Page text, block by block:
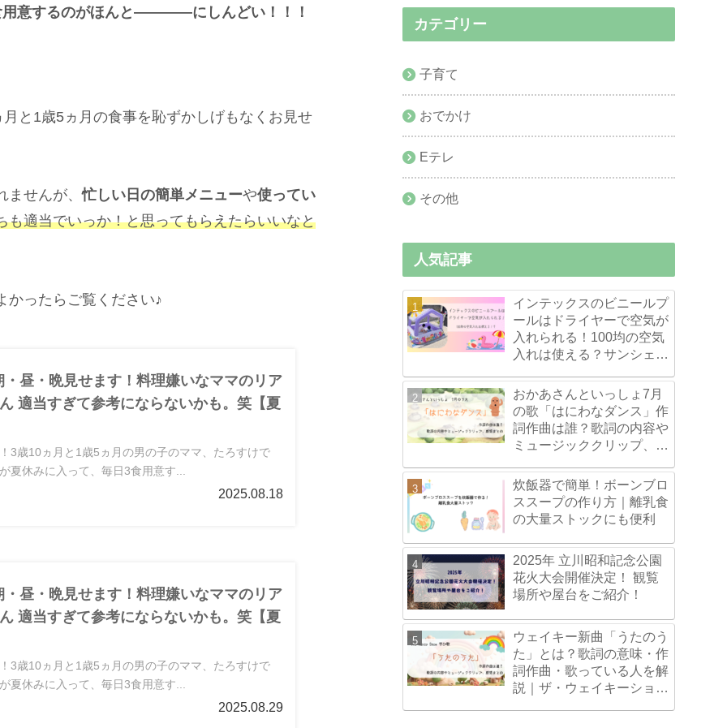
用意するのがほんと――――にしんどい！！！
と1歳5ヵ月の食事を恥ずかしげもなくお見せ
ませんが、忙しい日の簡単メニューや使ってい
も適当でいっか！と思ってもらえたらいいなと
ったらご覧ください♪
昼・晩見せます！料理嫌いなママのリア
適当すぎて参考にならないかも。笑【夏
3歳10ヵ月と1歳5ヵ月の男の子のママ、たろすけで
夏休みに入って、毎日3食用意す...
2025.08.18
昼・晩見せます！料理嫌いなママのリア
適当すぎて参考にならないかも。笑【夏
3歳10ヵ月と1歳5ヵ月の男の子のママ、たろすけで
夏休みに入って、毎日3食用意す...
2025.08.29
カテゴリー
子育て
おでかけ
Eテレ
その他
人気記事
インテックスのビニールプ
ールはドライヤーで空気が
入れられる！100均の空気
入れは使える？サンシェー
おかあさんといっしょ7月
の歌「はにわなダンス」作
詞作曲は誰？歌詞の内容や
ミュージッククリップ、感
炊飯器で簡単！ボーンブロ
ススープの作り方｜離乳食
の大量ストックにも便利
2025年 立川昭和記念公園
花火大会開催決定！ 観覧
場所や屋台をご紹介！
ウェイキー新曲「うたのう
た」とは？歌詞の意味・作
詞作曲・歌っている人を解
説｜ザ・ウェイキーショー